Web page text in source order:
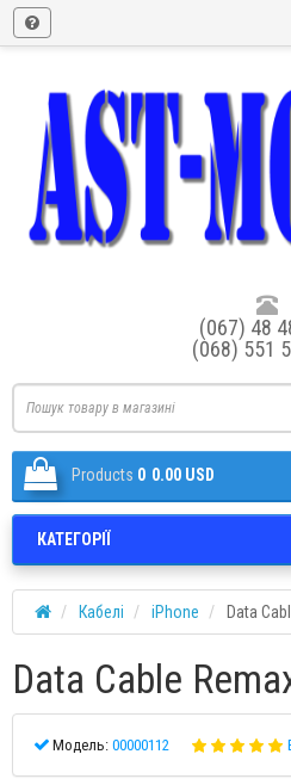
(067) 48
(068) 551
Products 0 0.00 USD
КАТЕГОРІЇ
Кабелі iPhone Data
Data Cable
Модель: 00000112